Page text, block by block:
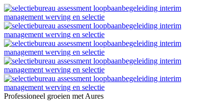
Professioneel groeien met Aures